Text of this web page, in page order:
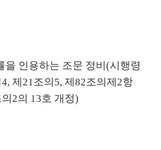
을 인용하는 조문 정비(시행령
제21조의5, 제82조의제2항
2의 13호 개정)